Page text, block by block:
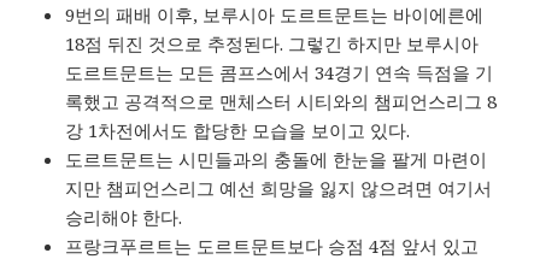
9번의 패배 이후, 보루시아 도르트문트는 바이에른에
18점 뒤진 것으로 추정된다. 그렇긴 하지만 보루시아
도르트문트는 모든 콤프스에서 34경기 연속 득점을 기
록했고 공격적으로 맨체스터 시티와의 챔피언스리그 8
강 1차전에서도 합당한 모습을 보이고 있다.
도르트문트는 시민들과의 충돌에 한눈을 팔게 마련이
지만 챔피언스리그 예선 희망을 잃지 않으려면 여기서
승리해야 한다.
프랑크푸르트는 도르트문트보다 승점 4점 앞서 있고